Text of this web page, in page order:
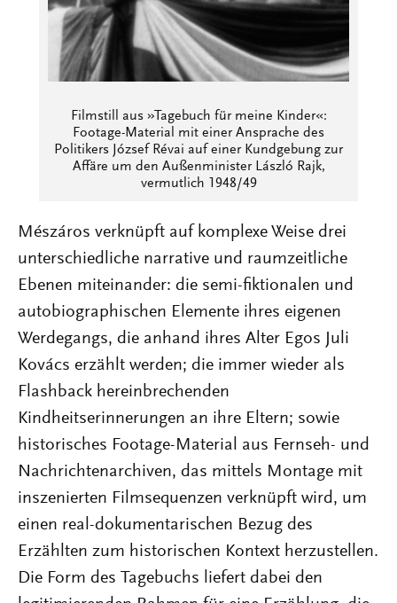
Filmstill aus »Tagebuch für meine Kinder«:
Footage-Material mit einer Ansprache des
Politikers József Révai auf einer Kundgebung zur
Affäre um den Außenminister László Rajk,
vermutlich 1948/49
Mészáros verknüpft auf komplexe Weise drei
unterschiedliche narrative und raumzeitliche
Ebenen miteinander: die semi-fiktionalen und
autobiographischen Elemente ihres eigenen
Werdegangs, die anhand ihres Alter Egos Juli
Kovács erzählt werden; die immer wieder als
Flashback hereinbrechenden
Kindheitserinnerungen an ihre Eltern; sowie
historisches Footage-Material aus Fernseh- und
Nachrichtenarchiven, das mittels Montage mit
inszenierten Filmsequenzen verknüpft wird, um
einen real-dokumentarischen Bezug des
Erzählten zum historischen Kontext herzustellen.
Die Form des Tagebuchs liefert dabei den